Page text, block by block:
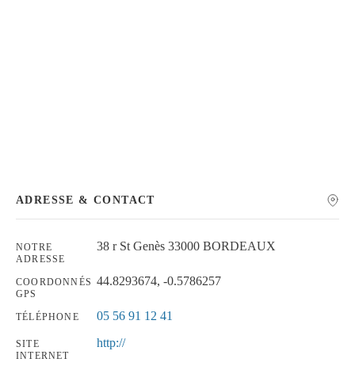
ADRESSE & CONTACT
NOTRE
ADRESSE
38 r St Genès 33000 BORDEAUX
COORDONNÉS
GPS
44.8293674, -0.5786257
TÉLÉPHONE 05 56 91 12 41
SITE
INTERNET
http://